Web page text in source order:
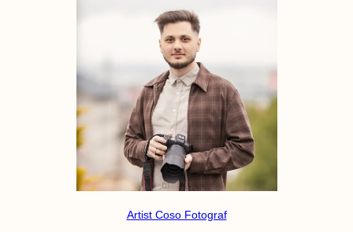
Artist Coso Fotograf